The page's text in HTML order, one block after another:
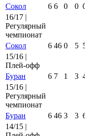
Сокол
6 6 0 0
16/17 |
Регулярный
чемпионат
Сокол
6 46 0 5
15/16 |
Плей-офф
Буран
6 7 1 3
15/16 |
Регулярный
чемпионат
Буран
6 46 3 3
14/15 |